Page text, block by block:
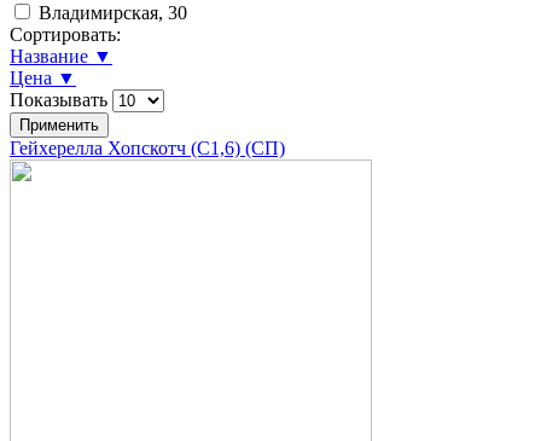
Владимирская, 30
Сортировать:
Название ▼
Цена ▼
Показывать
Гейхерелла Хопскотч (С1,6) (СП)